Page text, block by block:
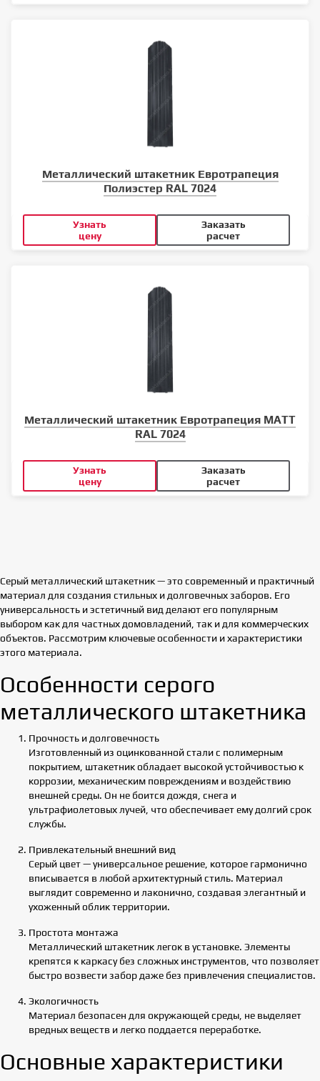
Металлический штакетник Евротрапеция
Полиэстер RAL 7024
Узнать
цену
Заказать
расчет
Металлический штакетник Евротрапеция MATT
RAL 7024
Узнать
цену
Заказать
расчет
Серый металлический штакетник — это современный и практичный
материал для создания стильных и долговечных заборов. Его
универсальность и эстетичный вид делают его популярным
выбором как для частных домовладений, так и для коммерческих
объектов. Рассмотрим ключевые особенности и характеристики
этого материала.
Особенности серого
металлического штакетника
Прочность и долговечность
Изготовленный из оцинкованной стали с полимерным
покрытием, штакетник обладает высокой устойчивостью к
коррозии, механическим повреждениям и воздействию
внешней среды. Он не боится дождя, снега и
ультрафиолетовых лучей, что обеспечивает ему долгий срок
службы.
Привлекательный внешний вид
Серый цвет — универсальное решение, которое гармонично
вписывается в любой архитектурный стиль. Материал
выглядит современно и лаконично, создавая элегантный и
ухоженный облик территории.
Простота монтажа
Металлический штакетник легок в установке. Элементы
крепятся к каркасу без сложных инструментов, что позволяет
быстро возвести забор даже без привлечения специалистов.
Экологичность
Материал безопасен для окружающей среды, не выделяет
вредных веществ и легко поддается переработке.
Основные характеристики